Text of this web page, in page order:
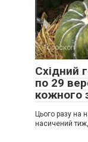
Гороскоп
Східний
по 29
кожного
Цього разу на
насичений